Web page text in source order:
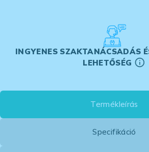
INGYENES SZAKTANÁCSADÁS
LEHETŐSÉG
Termékleírás
Specifikáció